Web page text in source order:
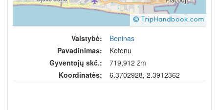
Valstybė:
Beninas
Pavadinimas:
Kotonu
Gyventojų skč.:
719,912 žm
Koordinatės:
6.3702928, 2.3912362